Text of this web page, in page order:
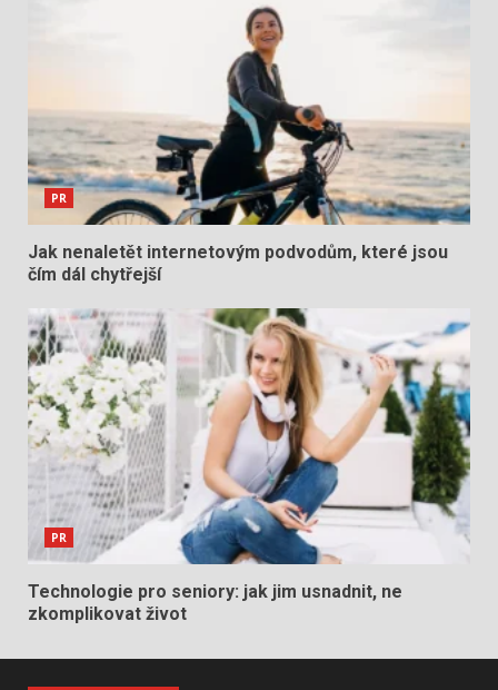
PR
Jak nenaletět internetovým podvodům, které jsou
čím dál chytřejší
PR
Technologie pro seniory: jak jim usnadnit, ne
zkomplikovat život